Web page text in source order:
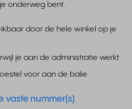
onderweg bent.
door de hele winkel op je
je aan de administratie werkt
voor aan de balie
vaste nummer(s)